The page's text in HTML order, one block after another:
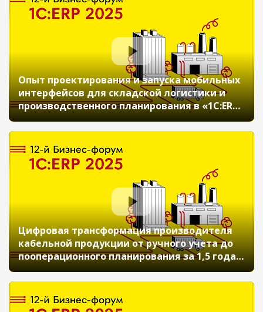
Опыт проектирования и запуска мобильных
интерфейсов для складской логистики и
производственного планирования в «1С:ERP»
(12-й Бизнес-форум 1С:ERP 20 ноября 2025 г.,
Розсохань Павел, Козлова Елена, ООО АПХ
«Дороничи»)
Цифровая трансформация производителя
кабельной продукции от ручного учета до
пооперационного планирования за 1,5 года
(12-й Бизнес-форум 1С:ERP 20 ноября 2025 г.,
Рогачева Екатерина, АО «Москабель
Фуджикура»)